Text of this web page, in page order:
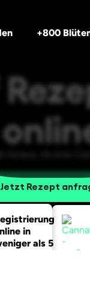
heraus, ob eine
Jetzt Rezept
in
als 5
+800